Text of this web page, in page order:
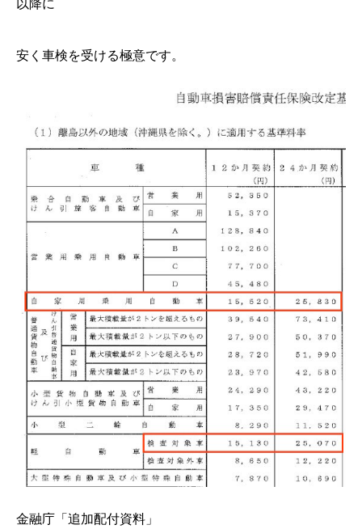
以降に
安く車検を受ける極意です。
金融庁「追加配付資料」